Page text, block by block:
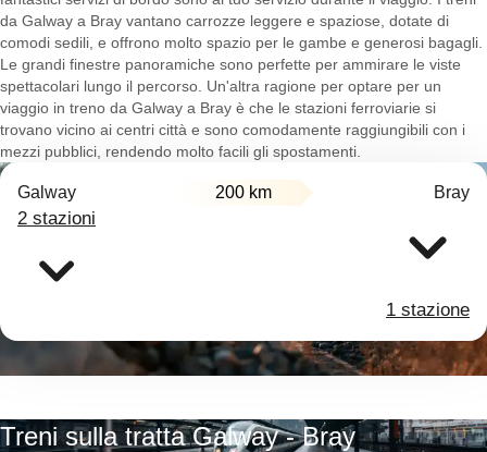
da Galway a Bray vantano carrozze leggere e spaziose, dotate di
comodi sedili, e offrono molto spazio per le gambe e generosi bagagli.
Le grandi finestre panoramiche sono perfette per ammirare le viste
spettacolari lungo il percorso. Un'altra ragione per optare per un
viaggio in treno da Galway a Bray è che le stazioni ferroviarie si
trovano vicino ai centri città e sono comodamente raggiungibili con i
mezzi pubblici, rendendo molto facili gli spostamenti.
Galway 200 km Bray
2 stazioni
1 stazione
Treni sulla tratta Galway - Bray